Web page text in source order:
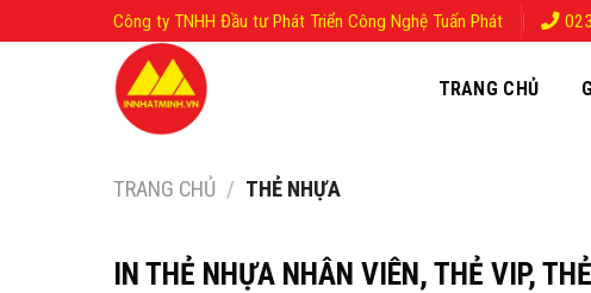
to
Công ty TNHH Đầu tư Phát Triển Công Nghệ Tuấn Phát
TRANG CHỦ
TRANG CHỦ / THẺ NHỰA
IN THẺ NHỰA NHÂN VIÊN, THẺ VIP,